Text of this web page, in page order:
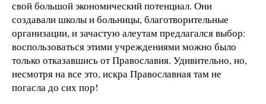
свой большой экономический потенциал. Они
создавали школы и больницы, благотворительные
организации, и зачастую алеутам предлагался выбор:
воспользоваться этими учреждениями можно было
только отказавшись от Православия. Удивительно, но,
несмотря на все это, искра Православная там не
погасла до сих пор!